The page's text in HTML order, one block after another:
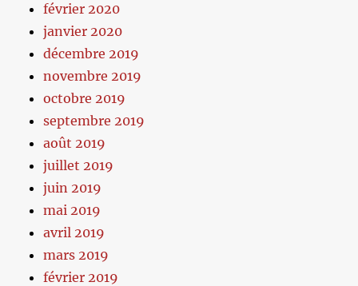
février 2020
janvier 2020
décembre 2019
novembre 2019
octobre 2019
septembre 2019
août 2019
juillet 2019
juin 2019
mai 2019
avril 2019
mars 2019
février 2019